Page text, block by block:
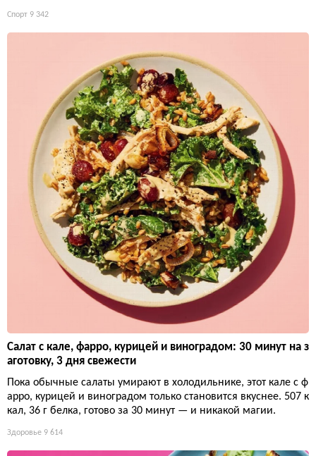
Спорт 9 342
Салат с кале, фарро, курицей и виноградом: 30 минут на з
аготовку, 3 дня свежести
Пока обычные салаты умирают в холодильнике, этот кале с ф
арро, курицей и виноградом только становится вкуснее. 507 к
кал, 36 г белка, готово за 30 минут — и никакой магии.
Здоровье 9 614